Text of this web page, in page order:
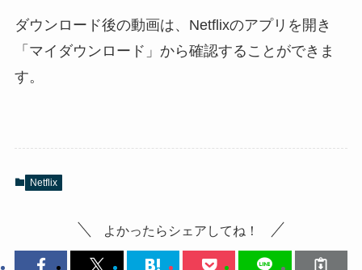
ダウンロード後の動画は、Netflixのアプリを開き
「マイダウンロード」から確認することができま
す。
Netflix
よかったらシェアしてね！